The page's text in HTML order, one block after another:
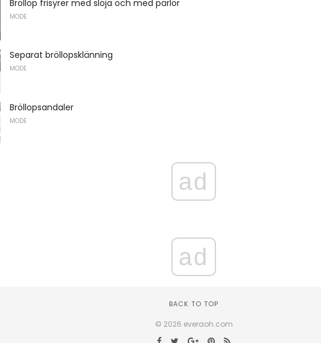
Bröllop frisyrer med slöja och med pärlor
MODE
Separat bröllopsklänning
MODE
Bröllopsandaler
MODE
ad
ad
BACK TO TOP
© 2026 everaoh.com